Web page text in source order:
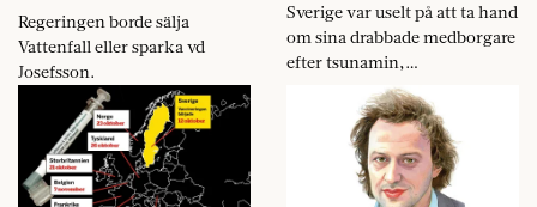
Regeringen borde sälja
Vattenfall eller sparka vd
Josefsson.
Sverige var uselt på att ta hand
om sina drabbade medborgare
efter tsunamin,
nationalekonomiskt harvar vi
runt i Europas gärdsgårdsliga
och det idrottsliga ska vi…